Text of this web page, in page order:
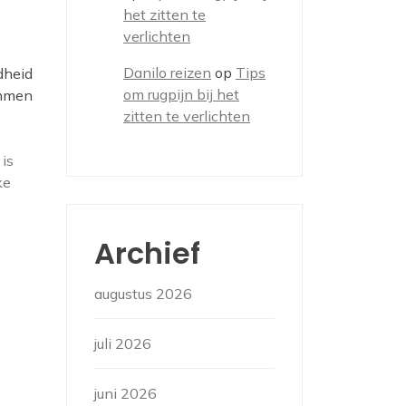
het zitten te
verlichten
Danilo reizen op Tips
om rugpijn bij het
zitten te verlichten
Archief
augustus 2026
juli 2026
juni 2026